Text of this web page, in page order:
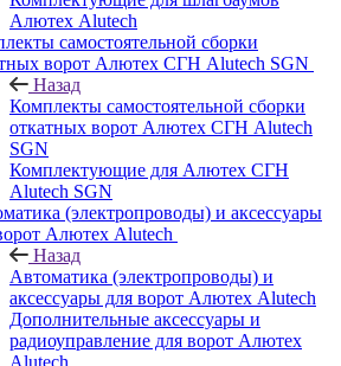
Алютех Alutech
самостоятельной сборки
ворот Алютех СГН Alutech SGN
Назад
Комплекты самостоятельной сборки
откатных ворот Алютех СГН Alutech
SGN
Комплектующие для Алютех СГН
Alutech SGN
(электропроводы) и аксессуары
Алютех Alutech
Назад
Автоматика (электропроводы) и
аксессуары для ворот Алютех Alutech
Дополнительные аксессуары и
радиоуправление для ворот Алютех
Alutech